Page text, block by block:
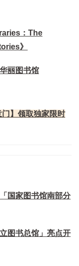
：The
》
丽图书馆
】领取独家限时
国家图书馆南部分
图书总馆」亮点开